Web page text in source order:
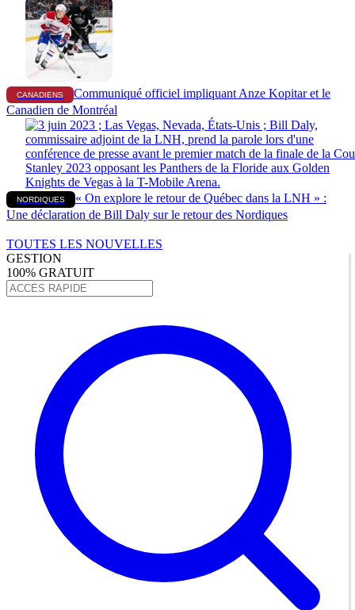
CANADIENS
Communiqué officiel impliquant Anze Kopitar et le
Canadien de Montréal
NORDIQUES
« On explore le retour de Québec dans la LNH » :
Une déclaration de Bill Daly sur le retour des Nordiques
TOUTES LES NOUVELLES
GESTION
100% GRATUIT